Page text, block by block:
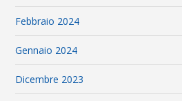
Febbraio 2024
Gennaio 2024
Dicembre 2023